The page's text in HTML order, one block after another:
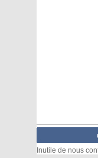
Inutile de nous